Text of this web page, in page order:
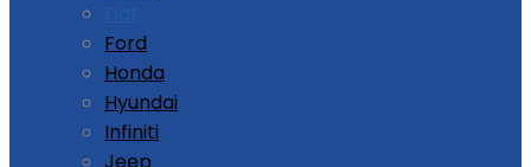
Ford
Honda
Hyundai
Infiniti